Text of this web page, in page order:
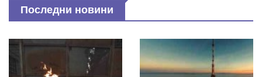
Последни новини